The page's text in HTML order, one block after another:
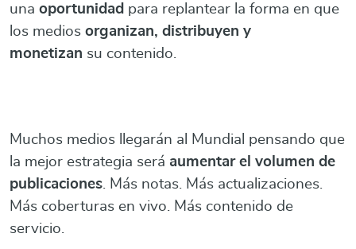
una oportunidad para replantear la forma en que
los medios organizan, distribuyen y
monetizan su contenido.
Muchos medios llegarán al Mundial pensando que
la mejor estrategia será aumentar el volumen de
publicaciones . Más notas. Más actualizaciones.
Más coberturas en vivo. Más contenido de
servicio.